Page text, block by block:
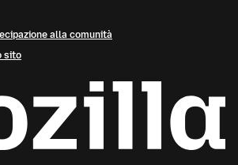
alla comunità
sito